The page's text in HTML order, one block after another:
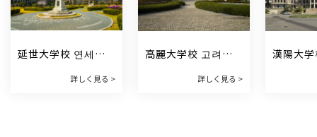
延世大学校 연세대
詳しく見る >
高麗大学校 고려대
詳しく見る >
漢陽大